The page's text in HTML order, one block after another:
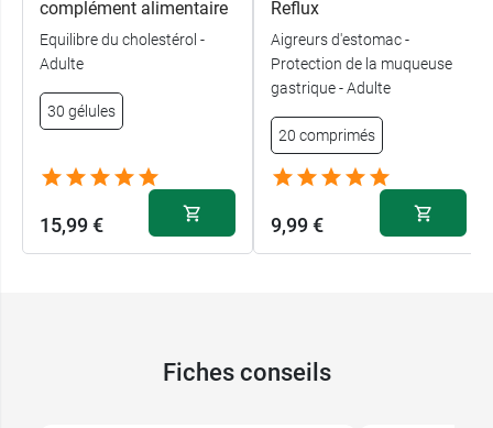
complément alimentaire
Equilibre du cholestérol -
Adulte
30 gélules
15,99 €
Reflux
Aigreurs d'estomac -
Protection de la muqueuse
gastrique - Adulte
20 comprimés
9,99 €
Fiches conseils